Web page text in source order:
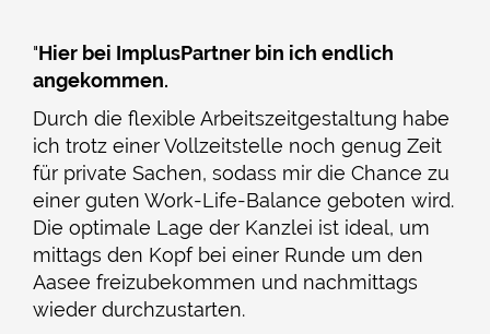
"Hier bei ImplusPartner bin ich endlich
angekommen.
Durch die flexible Arbeitszeitgestaltung habe
ich trotz einer Vollzeitstelle noch genug Zeit
für private Sachen, sodass mir die Chance zu
einer guten Work-Life-Balance geboten wird.
Die optimale Lage der Kanzlei ist ideal, um
mittags den Kopf bei einer Runde um den
Aasee freizubekommen und nachmittags
wieder durchzustarten.